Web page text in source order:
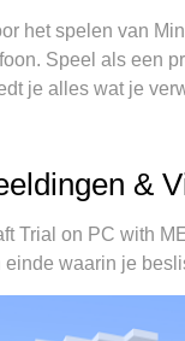
het spelen van
Speel als een
je alles wat je
meer van
ingestelde
maakt het spelen
exclusieve
&
Trial on PC with
einde waarin je